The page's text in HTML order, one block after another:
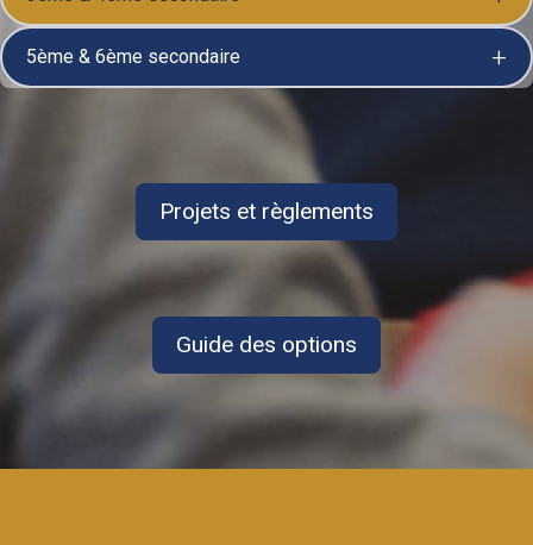
5ème & 6ème secondaire
Projets et règlements
Guide des options